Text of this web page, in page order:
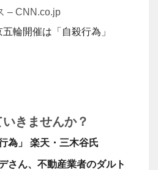
– CNN.co.jp
輪開催は「自殺行為」
きませんか？
為」 楽天・三木谷氏
さん、不動産業者のダルト